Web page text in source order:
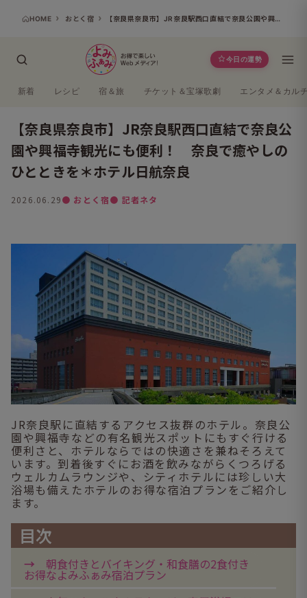
HOME おとく宿 【奈良県奈良市】JR奈良駅西口直結で奈良公園や興福寺観光にも便利！ 奈良で癒やしのひとときを＊ホテル日航奈良
今日の運勢
新着 レシピ 宿＆旅 チケット＆宝塚歌劇 エンタメ＆カル
【奈良県奈良市】JR奈良駅西口直結で奈良公
園や興福寺観光にも便利！ 奈良で癒やしの
ひとときを＊ホテル日航奈良
2026.06.29● おとく宿● 記者ネタ
JR奈良駅に直結するアクセス抜群のホテル。奈良公
園や興福寺などの有名観光スポットにもすぐ行ける
便利さと、ホテルならではの快適さを兼ねそろえて
います。到着後すぐにお酒を飲みながらくつろげる
ウェルカムラウンジや、シティホテルには珍しい大
浴場も備えたホテルのお得な宿泊プランをご紹介し
ます。
目次
朝食付きとバイキング・和食膳の2食付き
お得なよみふぁみ宿泊プラン